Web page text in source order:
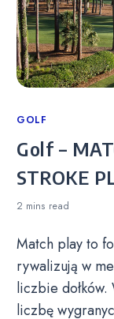
Categories
GOLF
Golf –
STROKE
2 mins read
Match play to
rywalizują w
liczbie
liczbę